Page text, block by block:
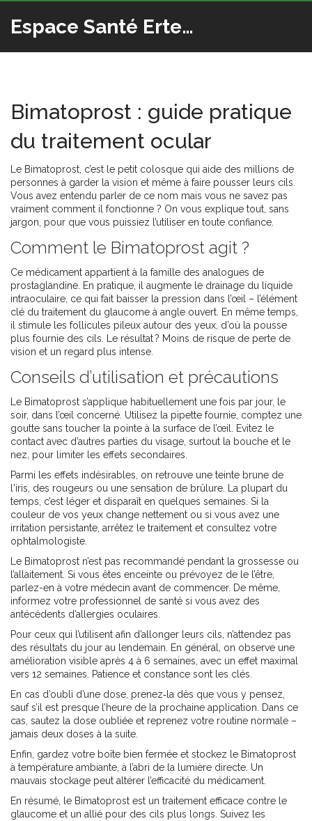
Espace Santé Ertedis
Bimatoprost : guide pratique
du traitement ocular
Le Bimatoprost, c’est le petit colosque qui aide des millions de
personnes à garder la vision et même à faire pousser leurs cils.
Vous avez entendu parler de ce nom mais vous ne savez pas
vraiment comment il fonctionne ? On vous explique tout, sans
jargon, pour que vous puissiez l’utiliser en toute confiance.
Comment le Bimatoprost agit ?
Ce médicament appartient à la famille des analogues de
prostaglandine. En pratique, il augmente le drainage du liquide
intraoculaire, ce qui fait baisser la pression dans l’œil – l’élément
clé du traitement du glaucome à angle ouvert. En même temps,
il stimule les follicules pileux autour des yeux, d’où la pousse
plus fournie des cils. Le résultat ? Moins de risque de perte de
vision et un regard plus intense.
Conseils d’utilisation et précautions
Le Bimatoprost s’applique habituellement une fois par jour, le
soir, dans l’œil concerné. Utilisez la pipette fournie, comptez une
goutte sans toucher la pointe à la surface de l’œil. Evitez le
contact avec d’autres parties du visage, surtout la bouche et le
nez, pour limiter les effets secondaires.
Parmi les effets indésirables, on retrouve une teinte brune de
l'iris, des rougeurs ou une sensation de brûlure. La plupart du
temps, c’est léger et disparaît en quelques semaines. Si la
couleur de vos yeux change nettement ou si vous avez une
irritation persistante, arrêtez le traitement et consultez votre
ophtalmologiste.
Le Bimatoprost n’est pas recommandé pendant la grossesse ou
l’allaitement. Si vous êtes enceinte ou prévoyez de le l’être,
parlez-en à votre médecin avant de commencer. De même,
informez votre professionnel de santé si vous avez des
antécédents d’allergies oculaires.
Pour ceux qui l’utilisent afin d’allonger leurs cils, n’attendez pas
des résultats du jour au lendemain. En général, on observe une
amélioration visible après 4 à 6 semaines, avec un effet maximal
vers 12 semaines. Patience et constance sont les clés.
En cas d’oubli d’une dose, prenez‑la dès que vous y pensez,
sauf s’il est presque l’heure de la prochaine application. Dans ce
cas, sautez la dose oubliée et reprenez votre routine normale –
jamais deux doses à la suite.
Enfin, gardez votre boîte bien fermée et stockez le Bimatoprost
à température ambiante, à l’abri de la lumière directe. Un
mauvais stockage peut altérer l’efficacité du médicament.
En résumé, le Bimatoprost est un traitement efficace contre le
glaucome et un allié pour des cils plus longs. Suivez les